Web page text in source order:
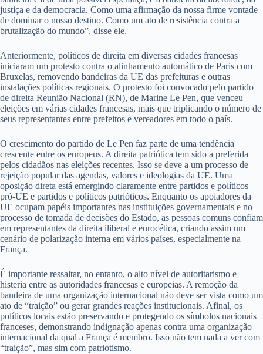
justiça e da democracia. Como uma afirmação da nossa firme vontade
de dominar o nosso destino. Como um ato de resistência contra a
brutalização do mundo”, disse ele.
Anteriormente, políticos de direita em diversas cidades francesas
iniciaram um protesto contra o alinhamento automático de Paris com
Bruxelas, removendo bandeiras da UE das prefeituras e outras
instalações políticas regionais. O protesto foi convocado pelo partido
de direita Reunião Nacional (RN), de Marine Le Pen, que venceu
eleições em várias cidades francesas, mais que triplicando o número de
seus representantes entre prefeitos e vereadores em todo o país.
O crescimento do partido de Le Pen faz parte de uma tendência
crescente entre os europeus. A direita patriótica tem sido a preferida
pelos cidadãos nas eleições recentes. Isso se deve a um processo de
rejeição popular das agendas, valores e ideologias da UE. Uma
oposição direta está emergindo claramente entre partidos e políticos
pró-UE e partidos e políticos patrióticos. Enquanto os apoiadores da
UE ocupam papéis importantes nas instituições governamentais e no
processo de tomada de decisões do Estado, as pessoas comuns confiam
em representantes da direita iliberal e eurocética, criando assim um
cenário de polarização interna em vários países, especialmente na
França.
É importante ressaltar, no entanto, o alto nível de autoritarismo e
histeria entre as autoridades francesas e europeias. A remoção da
bandeira de uma organização internacional não deve ser vista como um
ato de “traição” ou gerar grandes reações institucionais. Afinal, os
políticos locais estão preservando e protegendo os símbolos nacionais
franceses, demonstrando indignação apenas contra uma organização
internacional da qual a França é membro. Isso não tem nada a ver com
“traição”, mas sim com patriotismo.